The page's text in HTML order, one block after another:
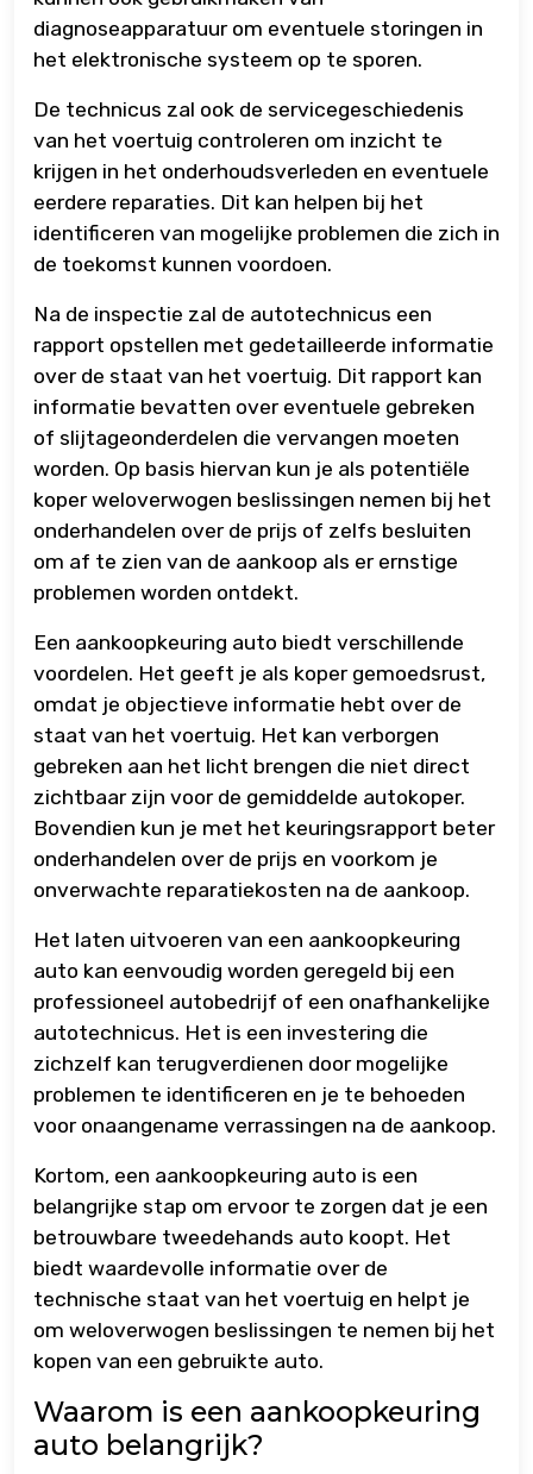
diagnoseapparatuur om eventuele storingen in
het elektronische systeem op te sporen.
De technicus zal ook de servicegeschiedenis
van het voertuig controleren om inzicht te
krijgen in het onderhoudsverleden en eventuele
eerdere reparaties. Dit kan helpen bij het
identificeren van mogelijke problemen die zich in
de toekomst kunnen voordoen.
Na de inspectie zal de autotechnicus een
rapport opstellen met gedetailleerde informatie
over de staat van het voertuig. Dit rapport kan
informatie bevatten over eventuele gebreken
of slijtageonderdelen die vervangen moeten
worden. Op basis hiervan kun je als potentiële
koper weloverwogen beslissingen nemen bij het
onderhandelen over de prijs of zelfs besluiten
om af te zien van de aankoop als er ernstige
problemen worden ontdekt.
Een aankoopkeuring auto biedt verschillende
voordelen. Het geeft je als koper gemoedsrust,
omdat je objectieve informatie hebt over de
staat van het voertuig. Het kan verborgen
gebreken aan het licht brengen die niet direct
zichtbaar zijn voor de gemiddelde autokoper.
Bovendien kun je met het keuringsrapport beter
onderhandelen over de prijs en voorkom je
onverwachte reparatiekosten na de aankoop.
Het laten uitvoeren van een aankoopkeuring
auto kan eenvoudig worden geregeld bij een
professioneel autobedrijf of een onafhankelijke
autotechnicus. Het is een investering die
zichzelf kan terugverdienen door mogelijke
problemen te identificeren en je te behoeden
voor onaangename verrassingen na de aankoop.
Kortom, een aankoopkeuring auto is een
belangrijke stap om ervoor te zorgen dat je een
betrouwbare tweedehands auto koopt. Het
biedt waardevolle informatie over de
technische staat van het voertuig en helpt je
om weloverwogen beslissingen te nemen bij het
kopen van een gebruikte auto.
Waarom is een aankoopkeuring
auto belangrijk?